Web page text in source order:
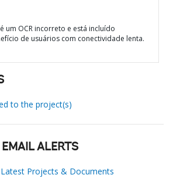
um OCR incorreto e está incluído
de usuários com conectividade lenta.
to the project(s)
ALERTS
Projects & Documents